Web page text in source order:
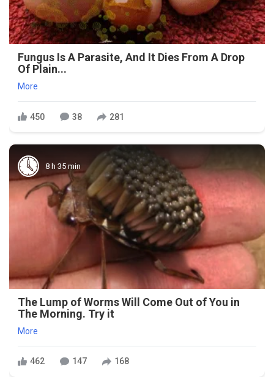
Fungus Is A Parasite, And It Dies From A Drop
Of Plain...
More
450 38 281
8 h 35 min
The Lump of Worms Will Come Out of You in
The Morning. Try it
More
462 147 168